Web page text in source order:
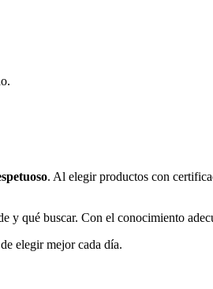
. Al elegir productos con
qué buscar. Con el conocimiento
elegir mejor cada día.